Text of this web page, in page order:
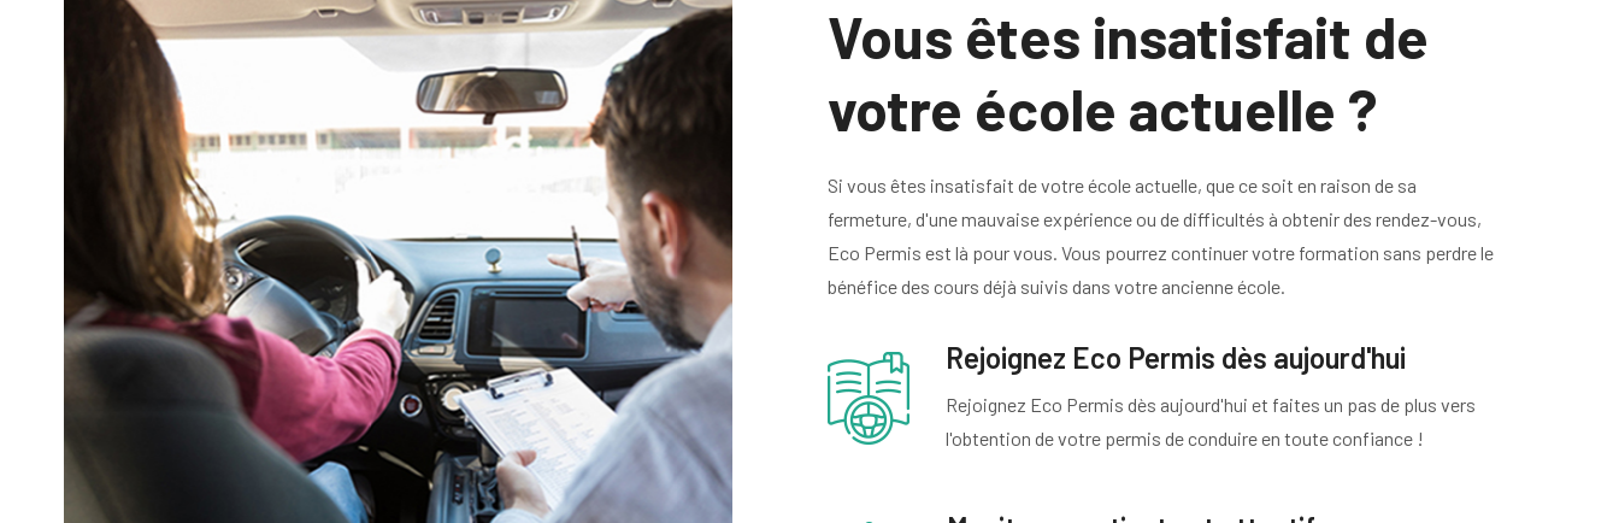
Vous êtes insatisfait de
votre école actuelle ?
Si vous êtes insatisfait de votre école actuelle, que ce soit en raison de sa
fermeture, d'une mauvaise expérience ou de difficultés à obtenir des rendez-vous,
Eco Permis est là pour vous. Vous pourrez continuer votre formation sans perdre le
bénéfice des cours déjà suivis dans votre ancienne école.
Rejoignez Eco Permis dès aujourd'hui
Rejoignez Eco Permis dès aujourd'hui et faites un pas de plus vers
l'obtention de votre permis de conduire en toute confiance !